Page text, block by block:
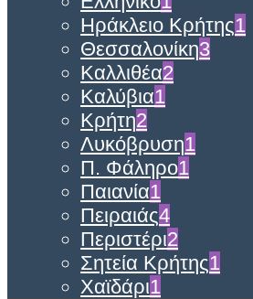
Ηράκλειο Κρήτης1
Θεσσαλονίκη3
Καλλιθέα2
Καλύβια1
Κρήτη2
Λυκόβρυση1
Π. Φάληρο1
Παιανία1
Πειραιάς4
Περιστέρι2
Σητεία Κρήτης1
Χαϊδάρι1